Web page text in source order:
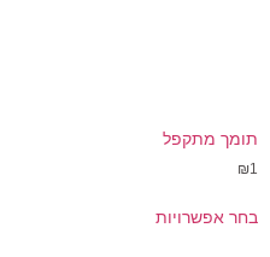
תומך מתקפל
₪1
בחר אפשרויות